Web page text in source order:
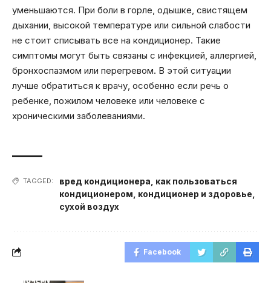
уменьшаются. При боли в горле, одышке, свистящем
дыхании, высокой температуре или сильной слабости
не стоит списывать все на кондиционер. Такие
симптомы могут быть связаны с инфекцией, аллергией,
бронхоспазмом или перегревом. В этой ситуации
лучше обратиться к врачу, особенно если речь о
ребенке, пожилом человеке или человеке с
хроническими заболеваниями.
TAGGED: вред кондиционера как пользоваться
кондиционером кондиционер и здоровье
сухой воздух
Facebook